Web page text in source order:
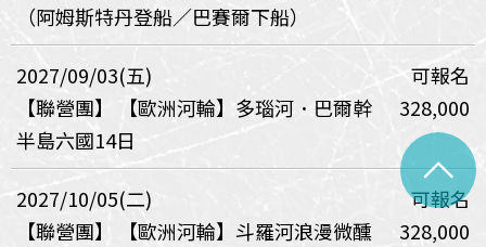
（阿姆斯特丹登船／巴賽爾下船）
2027/09/03(五)
可報名
【聯營團】
【歐洲河輪】多瑙河．巴爾幹
半島六國14日
328,000
2027/10/05(二)
可報名
【聯營團】
【歐洲河輪】斗羅河浪漫微醺
328,000
^